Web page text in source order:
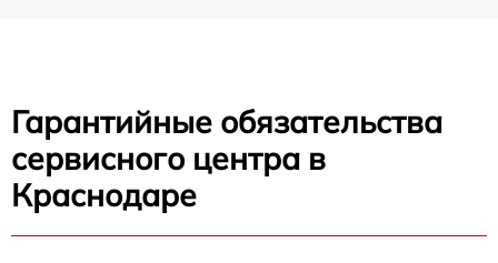
Гарантийные обязательства
сервисного центра в
Краснодаре